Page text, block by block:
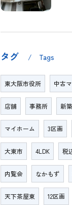
タグ Tags
東大阪市役所 中古
店舗 事務所 新築
マイホーム 3区画
大東市 4LDK 税
内覧会 なかもず
天下茶屋東 12区画